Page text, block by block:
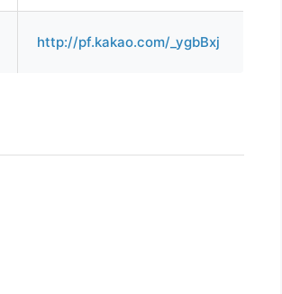
http://pf.kakao.com/_ygbBxj